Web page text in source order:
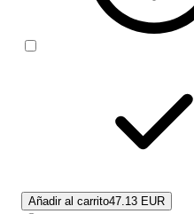
Añadir al carrito47.13 EUR